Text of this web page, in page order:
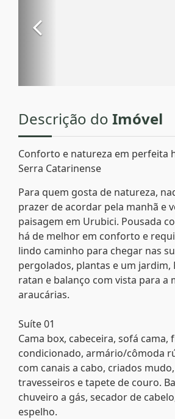
Descrição do Imóvel
Conforto e natureza em perfeita
Serra Catarinense
Para quem gosta de natureza,
prazer de acordar pela manhã e
paisagem em Urubici. Pousada
há de melhor em conforto e
lindo caminho para chegar nas
pergolados, plantas e um jardim,
ratan e balanço com vista para a
araucárias.
Suíte 01
Cama box, cabeceira, sofá cama,
condicionado, armário/cômoda
com canais a cabo, criados
travesseiros e tapete de couro.
chuveiro a gás, secador de
espelho.